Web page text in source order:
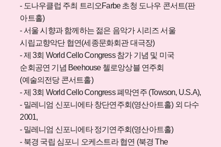
- 도나우클럽 주최 트리오Farbe 초청 도나우 콘서트(판
아트홀)
- 서울 시향과 함께하는 젊은 음악가 시리즈 서울
시립교향악단 협연(세종문화회관 대극장)
- 제 3회 World Cello Congress 참가 기념 및 미국
순회공연 기념 Beehouse 첼로앙상블 연주회
(예술의전당 콘서트홀)
- 제 3회 World Cello Congress 폐막연주 (Towson, U.S.A),
- 밀레니엄 신포니에타 창단연주회(영산아트홀) 외 다수
2001,
- 밀레니엄 신포니에타 정기연주회(영산아트홀)
- 북경 국립 심포니 오케스트라 협연 (북경 The